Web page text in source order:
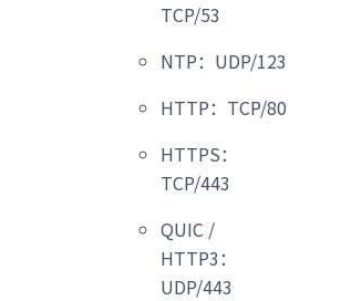
TCP/53
NTP：UDP/123
HTTP：TCP/80
HTTPS：
TCP/443
QUIC /
HTTP3：
UDP/443